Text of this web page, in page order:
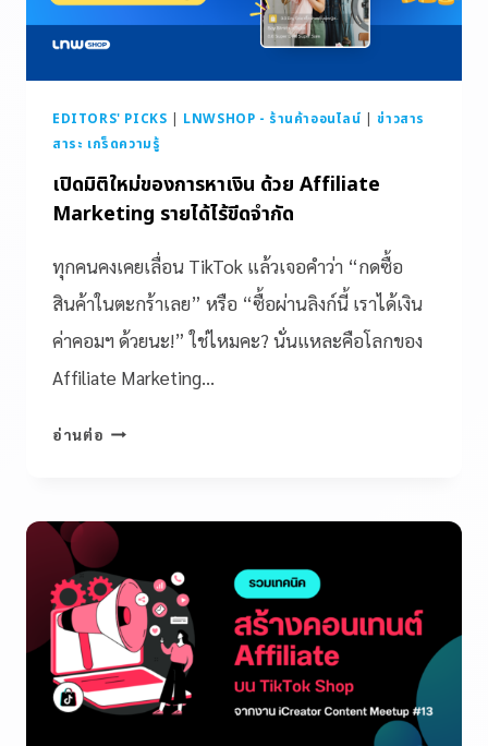
EDITORS' PICKS | LNWSHOP - ร้านค้าออนไลน์ |ข่าวสาร
สาระ เกร็ดความรู้
เปิดมิติใหม่ของการหาเงิน ด้วย Affiliate
Marketing รายได้ไร้ขีดจำกัด
ทุกคนคงเคยเลื่อน TikTok แล้วเจอคำว่า “กดซื้อ
สินค้าในตะกร้าเลย” หรือ “ซื้อผ่านลิงก์นี้ เราได้เงิน
ค่าคอมฯ ด้วยนะ!” ใช่ไหมคะ? นั่นแหละคือโลกของ
Affiliate Marketing…
อ่านต่อ